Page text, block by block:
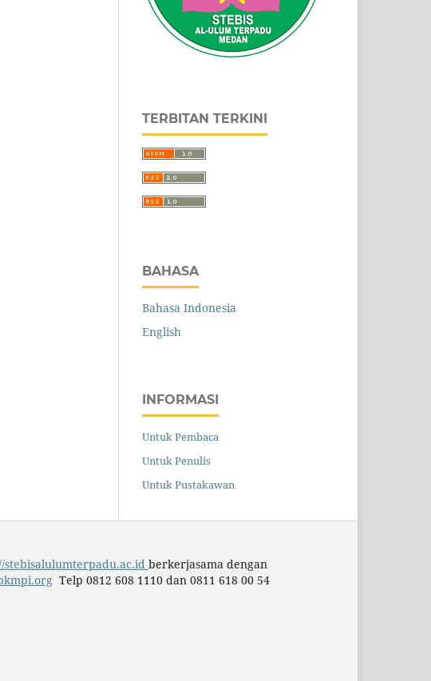
TERBITAN TERKINI
BAHASA
Bahasa Indonesia
English
INFORMASI
Untuk Pembaca
Untuk Penulis
Untuk Pustakawan
stebisalulumterpadu.ac.id berkerjasama dengan
Telp 0812 608 1110 dan 0811 618 00 54